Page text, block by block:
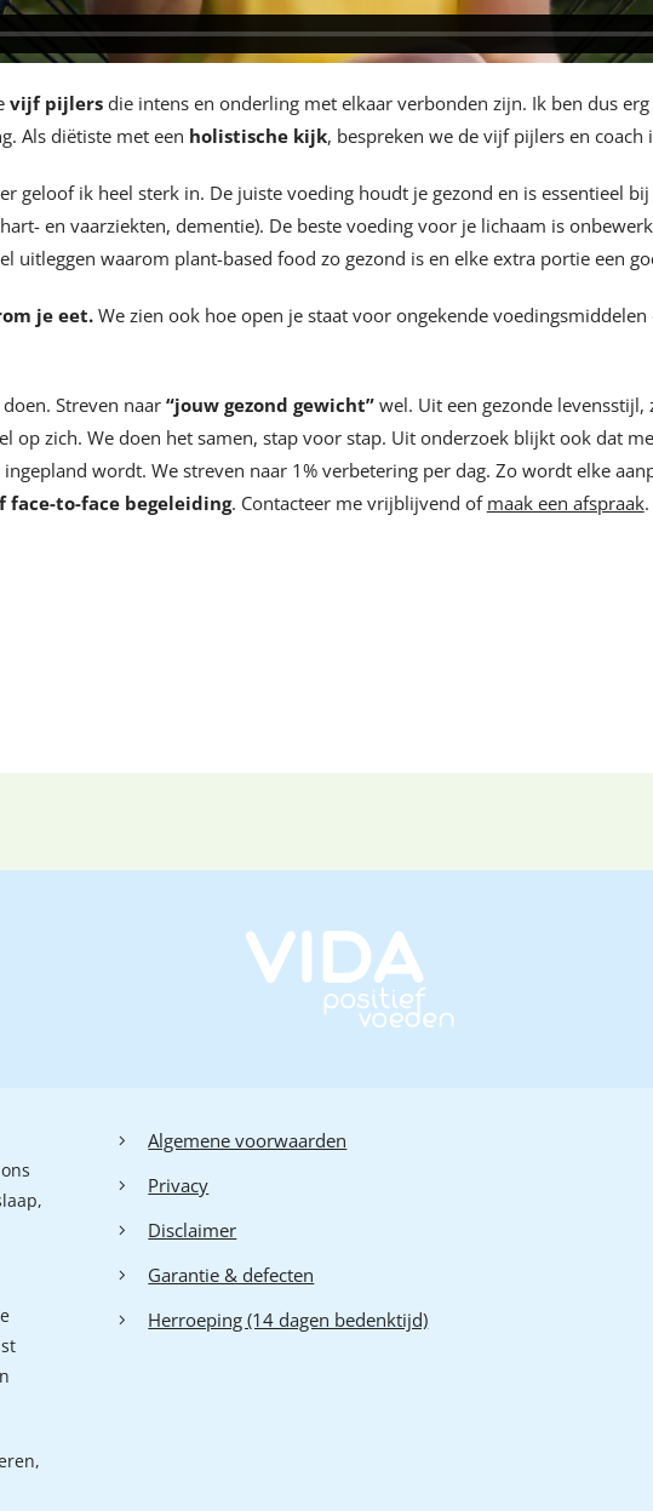
vijf pijlersdie intens en onderling met elkaar verbonden zijn. Ik ben dus
Als diëtiste met een holistische kijk, bespreken we de vijf pijlers en
geloof ik heel sterk in. De juiste voeding houdt je gezond en is essentieel
en vaarziekten, dementie). De beste voeding voor je lichaam is
uitleggen waarom plant-based food zo gezond is en elke extra portie een
je eet.We zien ook hoe open je staat voor ongekende
Streven naar “jouw gezond gewicht” wel. Uit een gezonde
op zich. We doen het samen, stap voor stap. Uit onderzoek blijkt ook dat
wordt. We streven naar 1% verbetering per dag. Zo wordt elke
face-to-face begeleiding. Contacteer me vrijblijvend of maak een afspraak.
Algemene voorwaarden
Privacy
Disclaimer
Garantie & defecten
Herroeping (14 dagen bedenktijd)